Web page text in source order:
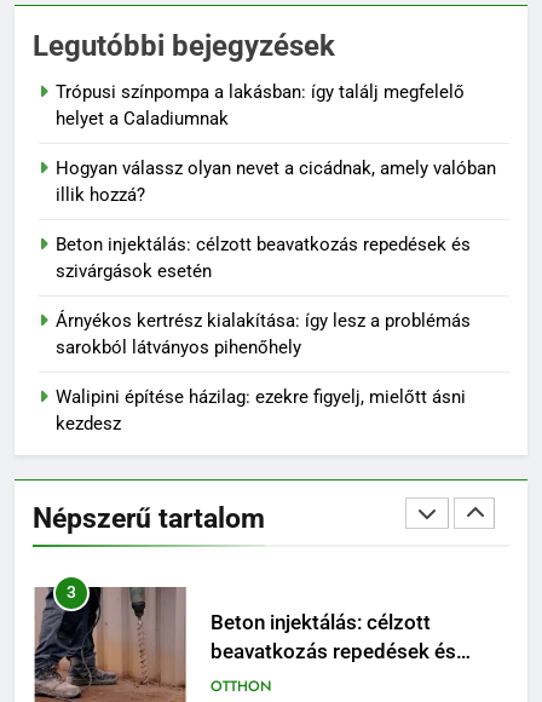
Legutóbbi bejegyzések
Trópusi színpompa a lakásban: így találj megfelelő
helyet a Caladiumnak
Hogyan válassz olyan nevet a cicádnak, amely valóban
illik hozzá?
Beton injektálás: célzott beavatkozás repedések és
szivárgások esetén
Árnyékos kertrész kialakítása: így lesz a problémás
sarokból látványos pihenőhely
Walipini építése házilag: ezekre figyelj, mielőtt ásni
kezdesz
Népszerű tartalom
Esetleges Mellékhatások
OTTHON
1
így találj megfelelő helyet a
2
cicádnak, amely valóban illik
hozzá?
3
beavatkozás repedések és
szivárgások esetén
OTTHON
4
Árnyékos kertrész kialakítása:
így lesz a problémás sarokból
látványos pihenőhely
KERT ÉS TERASZ